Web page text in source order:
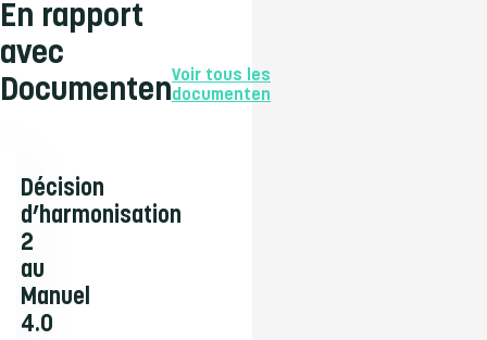
En rapport
avec
DocumentenVoir tous les
documenten
Décision
d’harmonisation
2
au
Manuel
4.0